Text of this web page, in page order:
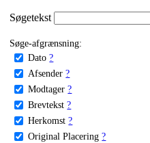
Søgetekst
Søge-afgrænsning:
Dato ?
Afsender ?
Modtager ?
Brevtekst ?
Herkomst ?
Original Placering ?